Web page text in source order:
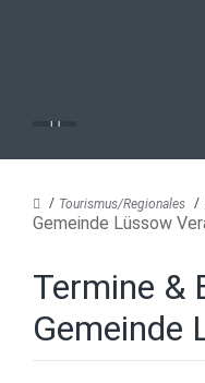
Tourismus/Regionales
Gemeinde Lüssow
Termine &
Gemeinde